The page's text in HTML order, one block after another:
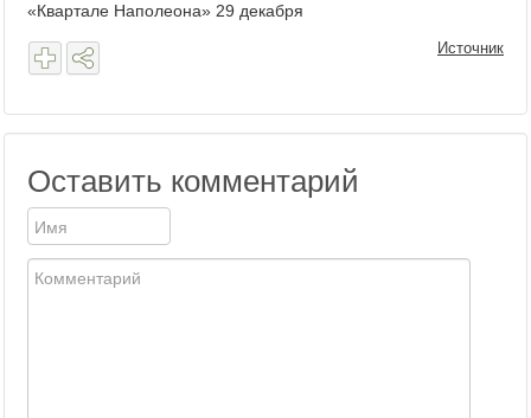
«Квартале Наполеона» 29 декабря
Источник
Оставить комментарий